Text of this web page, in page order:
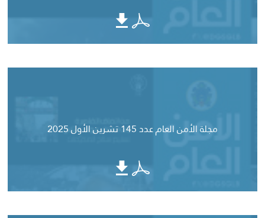
مجلة الأمن العام عدد 145 تشرين الأول 2025